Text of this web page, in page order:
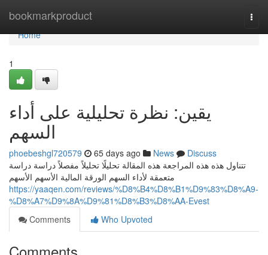
bookmarkproduct
Home
Home
1
يقين: نظرة تحليلية على أداء
السهم
phoebeshgl720579 65 days ago News
Discuss
تتناول هذه هذه المراجعة هذه المقالة تحليلًا تحليلاً مفصلاً دراسة دراسة
متعمقة لأداء السهم الورقة المالية الأسهم الأسهم
https://yaaqen.com/reviews/%D8%B4%D8%B1%D9%83%D8%A9-
%D8%A7%D9%8A%D9%81%D8%B3%D8%AA-Evest
Comments
Who Upvoted